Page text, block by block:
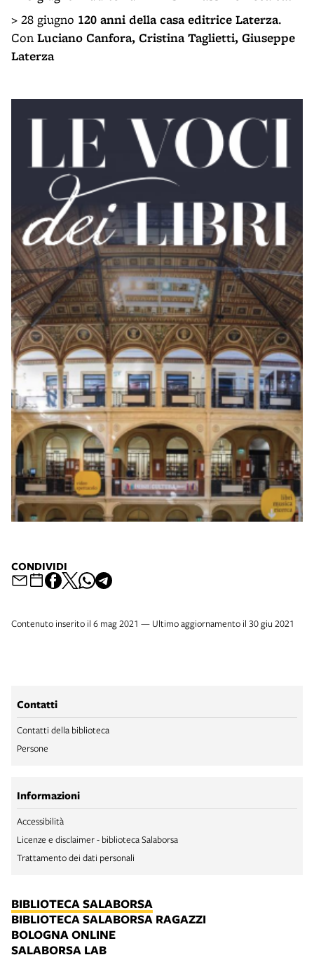
> 28 giugno 120 anni della casa editrice Laterza.
Con Luciano Canfora, Cristina Taglietti, Giuseppe
Laterza
CONDIVIDI
Contenuto inserito il 6 mag 2021 — Ultimo aggiornamento il 30 giu 2021
Contatti
Contatti della biblioteca
Persone
Informazioni
Accessibilità
Licenze e disclaimer - biblioteca Salaborsa
Trattamento dei dati personali
BIBLIOTECA SALABORSA
BIBLIOTECA SALABORSA RAGAZZI
BOLOGNA ONLINE
SALABORSA LAB